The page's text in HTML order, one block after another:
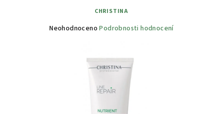
CHRISTINA
Průměrné
Neohodnoceno Podrobnosti hodnocení